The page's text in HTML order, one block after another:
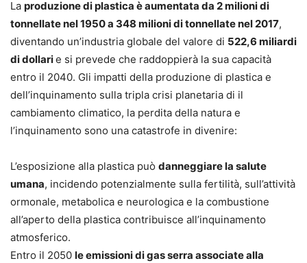
La produzione di plastica è aumentata da 2 milioni di
tonnellate nel 1950 a 348 milioni di tonnellate nel 2017,
diventando un’industria globale del valore di 522,6 miliardi
di dollarie si prevede che raddoppierà la sua capacità
entro il 2040. Gli impatti della produzione di plastica e
dell’inquinamento sulla tripla crisi planetaria di il
cambiamento climatico, la perdita della natura e
l’inquinamento sono una catastrofe in divenire:
L’esposizione alla plastica può danneggiare la salute
umana, incidendo potenzialmente sulla fertilità, sull’attività
ormonale, metabolica e neurologica e la combustione
all’aperto della plastica contribuisce all’inquinamento
atmosferico.
Entro il 2050 le emissioni di gas serra associate alla